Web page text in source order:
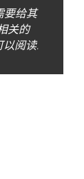
要给其
关的
以阅读.